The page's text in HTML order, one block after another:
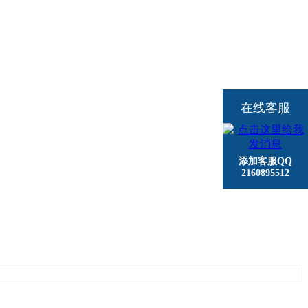
在线客服
添加客服QQ
2160895512